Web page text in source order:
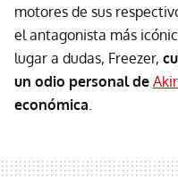
motores de sus
el antagonista más
lugar a dudas, Freezer,
un odio personal de
económica.